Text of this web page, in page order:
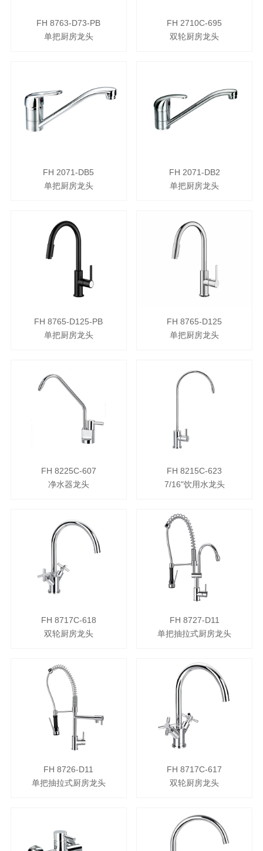
FH 8763-D73-PB
单把厨房龙头
FH 2710C-695
双轮厨房龙头
FH 2071-DB5
单把厨房龙头
FH 2071-DB2
单把厨房龙头
FH 8765-D125-PB
单把厨房龙头
FH 8765-D125
单把厨房龙头
FH 8225C-607
净水器龙头
FH 8215C-623
7/16"饮用水龙头
FH 8717C-618
双轮厨房龙头
FH 8727-D11
单把抽拉式厨房龙头
FH 8726-D11
单把抽拉式厨房龙头
FH 8717C-617
双轮厨房龙头